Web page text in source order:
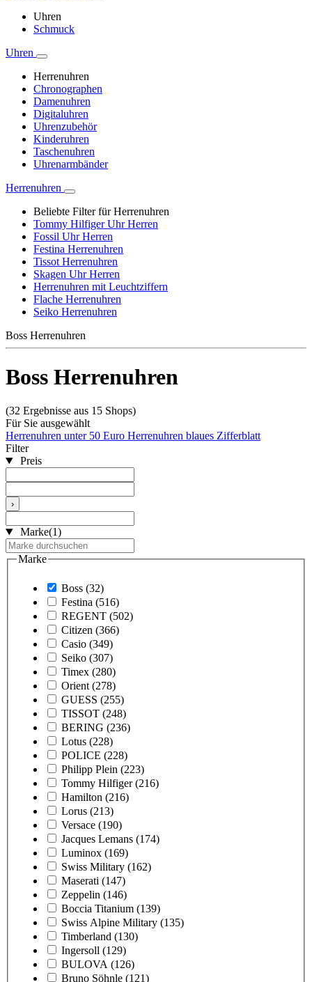
Uhren
Schmuck
Uhren
Herrenuhren
Chronographen
Damenuhren
Digitaluhren
Uhrenzubehör
Kinderuhren
Taschenuhren
Uhrenarmbänder
Herrenuhren
Beliebte Filter für Herrenuhren
Tommy Hilfiger Uhr Herren
Fossil Uhr Herren
Festina Herrenuhren
Tissot Herrenuhren
Skagen Uhr Herren
Herrenuhren mit Leuchtziffern
Flache Herrenuhren
Seiko Herrenuhren
Boss Herrenuhren
Boss Herrenuhren
(32 Ergebnisse aus 15 Shops)
Für Sie ausgewählt
Herrenuhren unter 50 Euro Herrenuhren blaues Zifferblatt
Filter
Preis
›
Marke(1)
Marke
Boss (32)
Festina (516)
REGENT (502)
Citizen (366)
Casio (349)
Seiko (307)
Timex (280)
Orient (278)
GUESS (255)
TISSOT (248)
BERING (236)
Lotus (228)
POLICE (228)
Philipp Plein (223)
Tommy Hilfiger (216)
Hamilton (216)
Lorus (213)
Versace (190)
Jacques Lemans (174)
Luminox (169)
Swiss Military (162)
Maserati (147)
Zeppelin (146)
Boccia Titanium (139)
Swiss Alpine Military (135)
Timberland (130)
Ingersoll (129)
BULOVA (126)
Bruno Söhnle (121)